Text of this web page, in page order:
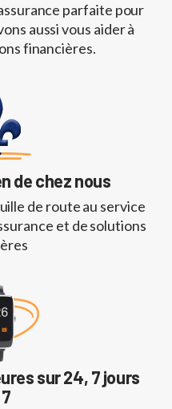
parfaite pour
aussi vous aider à
financières.
de chez nous
de route au service
et de solutions
sur 24, 7 jours